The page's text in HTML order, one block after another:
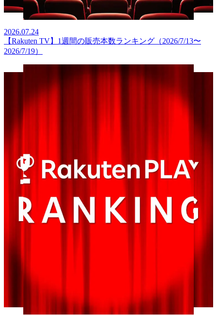
2026.07.24
【Rakuten TV】1週間の販売本数ランキング（2026/7/13〜
2026/7/19）